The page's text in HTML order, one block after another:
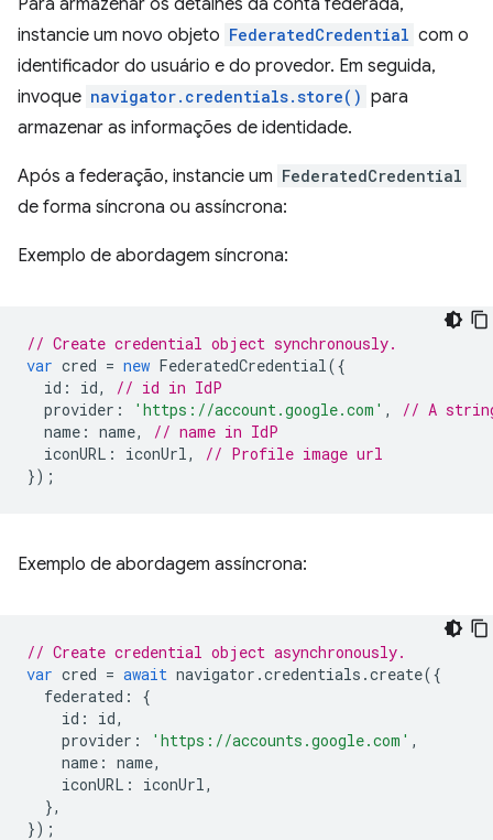
instancie um novo objeto FederatedCredential com o
identificador do usuário e do provedor. Em seguida,
invoque navigator.credentials.store() para
armazenar as informações de identidade.
Após a federação, instancie um FederatedCredential
de forma síncrona ou assíncrona:
Exemplo de abordagem síncrona:
// Create credential object synchronously.
var cred = new FederatedCredential({
id : id,
// id in IdP
provider : 'https://account.google.com' ,
// A
name : name,
// name in IdP
iconURL : iconUrl,
// Profile image url
});
Exemplo de abordagem assíncrona:
// Create credential object asynchronously.
var cred = await navigator .credentials .create({
federated :
{
id : id,
provider : 'https://accounts.google.com' ,
name : name,
iconURL : iconUrl,
},
});